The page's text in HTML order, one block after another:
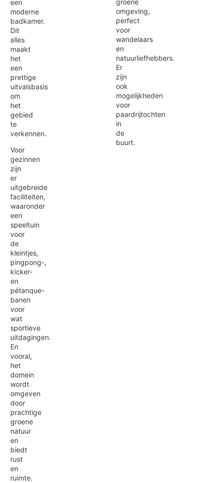
een
moderne
badkamer.
Dit
alles
maakt
het
een
prettige
uitvalsbasis
om
het
gebied
te
verkennen.
Voor
gezinnen
zijn
er
uitgebreide
faciliteiten,
waaronder
een
speeltuin
voor
de
kleintjes,
pingpong-,
kicker-
en
pétanque-
banen
voor
wat
sportieve
uitdagingen.
En
vooral,
het
domein
wordt
omgeven
door
prachtige
groene
natuur
en
biedt
rust
en
ruimte.
omgeving,
perfect
voor
wandelaars
en
natuurliefhebbers.
Er
zijn
ook
mogelijkheden
voor
paardrijtochten
in
de
buurt.